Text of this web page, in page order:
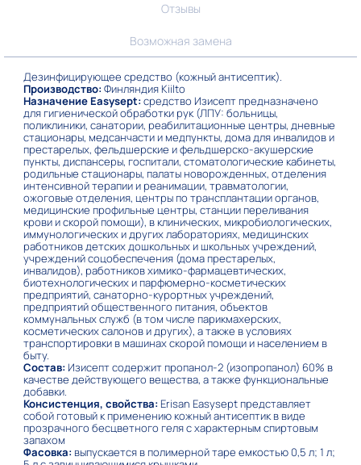
Отзывы
Возможная замена
Дезинфицирующее средство (кожный антисептик).
Производство: Финляндия Kiilto
Назначение Easysept: средство Изисепт предназначено
для гигиенической обработки рук (ЛПУ: больницы,
поликлиники, санатории, реабилитационные центры, дневные
стационары, медсанчасти и медпункты, дома для инвалидов и
престарелых, фельдшерские и фельдшерско-акушерские
пункты, диспансеры, госпитали, стоматологические кабинеты,
родильные стационары, палаты новорожденных, отделения
интенсивной терапии и реанимации, травматологии,
ожоговые отделения, центры по трансплантации органов,
медицинские профильные центры, станции переливания
крови и скорой помощи), в клинических, микробиологических,
иммунологических и других лабораториях, медицинских
работников детских дошкольных и школьных учреждений,
учреждений соцобеспечения (дома престарелых,
инвалидов), работников химико-фармацевтических,
биотехнологических и парфюмерно-косметических
предприятий, санаторно-курортных учреждений,
предприятий общественного питания, объектов
коммунальных служб (в том числе парикмахерских,
косметических салонов и других), а также в условиях
транспортировки в машинах скорой помощи и населением в
быту.
Состав: Изисепт содержит пропанол-2 (изопропанол) 60% в
качестве действующего вещества, а также функциональные
добавки.
Консистенция, свойства: Erisan Easysept представляет
собой готовый к применению кожный антисептик в виде
прозрачного бесцветного геля с характерным спиртовым
запахом
Фасовка: выпускается в полимерной таре емкостью 0,5 л; 1 л;